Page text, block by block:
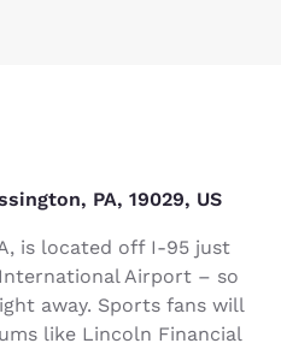
PA, 19029, US
is located off I-95 just
Airport – so
away. Sports fans will
like Lincoln Financial